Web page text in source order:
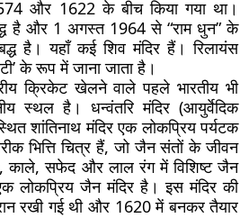
और 1622 के बीच किया गया था।
है और 1 अगस्त 1964 से “राम धुन” के
है। यहाँ कई शिव मंदिर हैं। रिलायंस
के रूप में जाना जाता है।
क्रिकेट खेलने वाले पहले भारतीय भी
स्थल है। धन्वंतरि मंदिर (आयुर्वेदिक
शांतिनाथ मंदिर एक लोकप्रिय पर्यटक
भित्ति चित्र हैं, जो जैन संतों के जीवन
काले, सफेद और लाल रंग में विशिष्ट जैन
लोकप्रिय जैन मंदिर है। इस मंदिर की
रखी गई थी और 1620 में बनकर तैयार